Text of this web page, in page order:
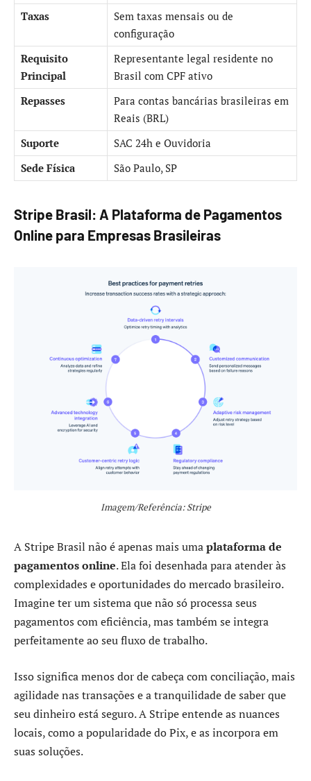
Taxas
Sem taxas mensais ou de
configuração
Requisito
Principal
Representante legal residente no
Brasil com CPF ativo
Repasses
Para contas bancárias brasileiras em
Reais (BRL)
Suporte
SAC 24h e Ouvidoria
Sede Física
São Paulo, SP
Stripe Brasil: A Plataforma de Pagamentos
Online para Empresas Brasileiras
Imagem/Referência: Stripe
A Stripe Brasil não é apenas mais umaplataforma de
pagamentos online. Ela foi desenhada para atender às
complexidades e oportunidades do mercado brasileiro.
Imagine ter um sistema que não só processa seus
pagamentos com eficiência, mas também se integra
perfeitamente ao seu fluxo de trabalho.
Isso significa menos dor de cabeça com conciliação, mais
agilidade nas transações e a tranquilidade de saber que
seu dinheiro está seguro. A Stripe entende as nuances
locais, como a popularidade do Pix, e as incorpora em
suas soluções.